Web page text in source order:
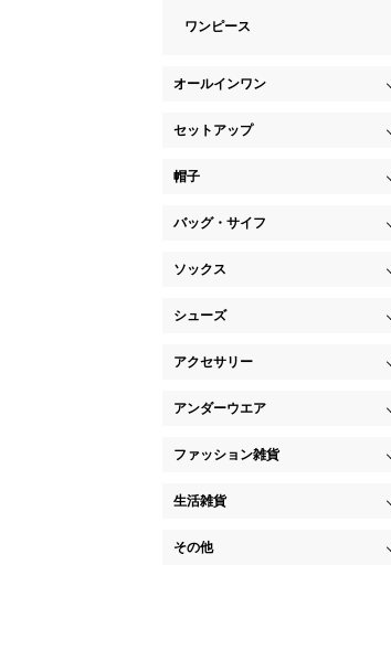
ワンピース
オールインワン
セットアップ
帽子
バッグ・サイフ
ソックス
シューズ
アクセサリー
アンダーウエア
ファッション雑貨
生活雑貨
その他